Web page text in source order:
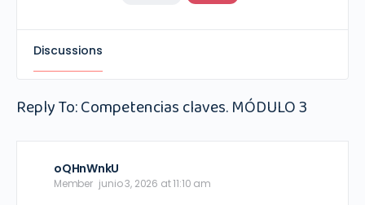
Discussions
Reply To: Competencias claves. MÓDULO 3
oQHnWnkU
Member junio 3, 2026 at 11:10 am